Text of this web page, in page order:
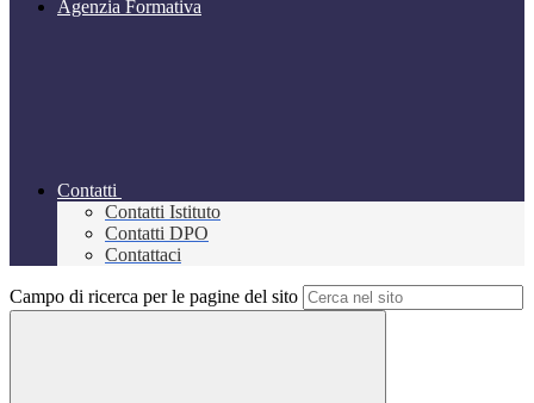
Agenzia Formativa
Contatti
Contatti Istituto
Contatti DPO
Contattaci
Campo di ricerca per le pagine del sito